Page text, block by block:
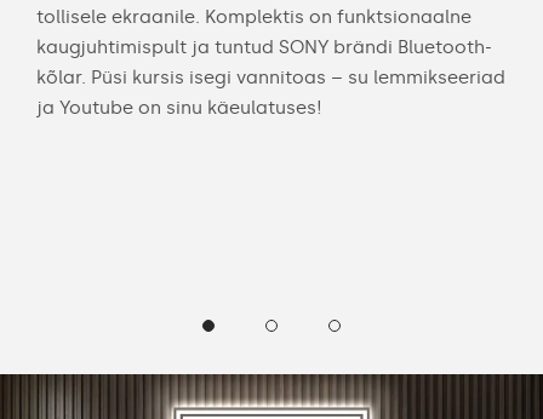
tollisele ekraanile. Komplektis on funktsionaalne
kaugjuhtimispult ja tuntud SONY brändi Bluetooth-
kõlar. Püsi kursis isegi vannitoas – su lemmikseeriad
ja Youtube on sinu käeulatuses!